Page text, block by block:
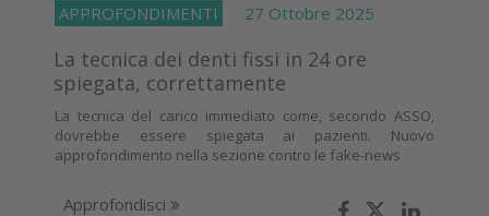
APPROFONDIMENTI 27 Ottobre 2025
La tecnica dei denti fissi in 24 ore
spiegata, correttamente
La tecnica del carico immediato come, secondo ASSO,
dovrebbe essere spiegata ai pazienti. Nuovo
approfondimento nella sezione contro le fake-news
Approfondisci